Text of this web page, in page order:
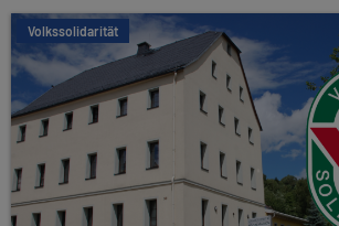
Volkssolidarität